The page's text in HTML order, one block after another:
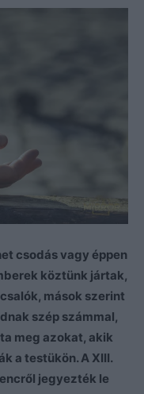
csodás vagy éppen
köztünk jártak,
mások szerint
szép számmal,
meg azokat, akik
a testükön. A XIII.
jegyezték le